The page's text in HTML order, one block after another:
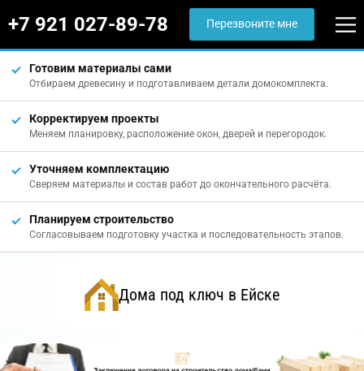
+7 921 027-89-78 Перезвоните мне
Готовим материалы сами
Отбираем древесину и подготавливаем детали домокомплекта.
Корректируем проекты
Меняем планировку, расположение окон, дверей и перегородок.
Уточняем комплектацию
Сверяем материалы и состав работ до окончательного расчёта.
Планируем строительство
Согласовываем подготовку участка и последовательность этапов.
Дома под ключ в Ейске